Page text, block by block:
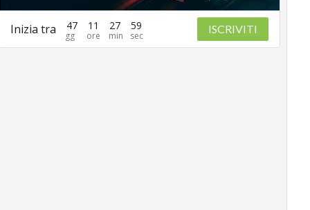
Inizia tra 47 11 27 58 ISCRIVITI